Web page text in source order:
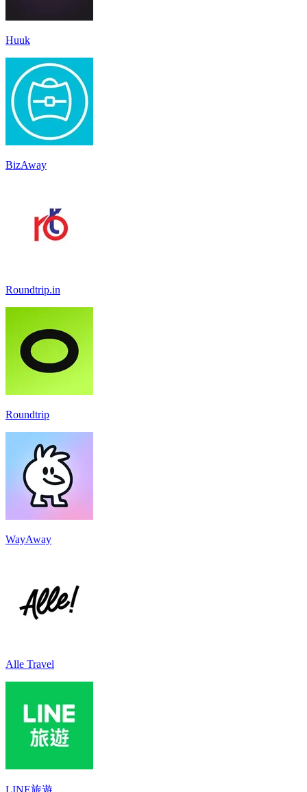
Huuk
BizAway
Roundtrip.in
Roundtrip
WayAway
Alle Travel
LINE旅遊